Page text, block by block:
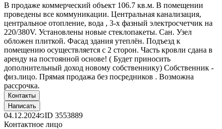
В продаже коммерческий объект 106.7 кв.м. В помещении
проведены все коммуникации. Центральная канализация,
центральное отопление, вода , 3-х фазный электросчетчик на
220/380V. Установлены новые стеклопакеты. Сан. Узел
обложен плиткой. Фасад здания утеплён. Подъезд к
помещению осуществляется с 2 сторон. Часть кровли сдана в
аренду на постоянной основе! ( Будет приносить
дополнительный доход новому собственнику) Собственник -
физ.лицо. Прямая продажа без посредников . Возможна
рассрочка.
Контакты
Написать
04.12.2024 ID 3553889
Контактное лицо